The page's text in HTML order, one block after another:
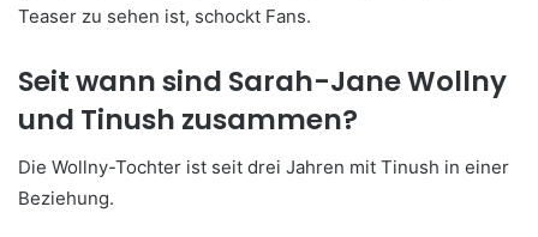
Teaser zu sehen ist, schockt Fans.
Seit wann sind Sarah-Jane Wollny
und Tinush zusammen?
Die Wollny-Tochter ist seit drei Jahren mit Tinush in einer
Beziehung.